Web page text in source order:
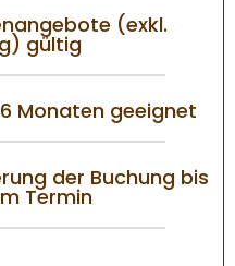
(exkl.
gültig
Monaten geeignet
der Buchung bis
Termin